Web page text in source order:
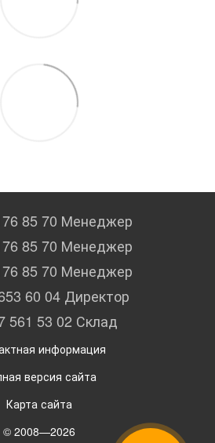
85 70 Менеджер
85 70 Менеджер
85 70 Менеджер
60 04 Директор
561 53 02 Склад
информация
версия сайта
Карта сайта
© 2008—2026